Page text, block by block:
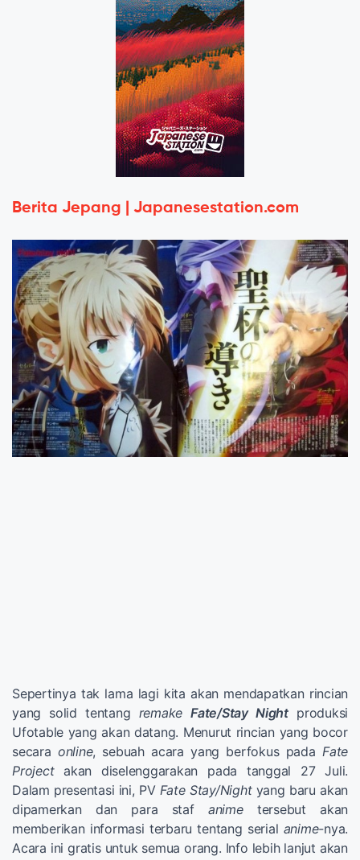
Berita Jepang | Japanesestation.com
Sepertinya tak lama lagi kita akan mendapatkan rincian
yang solid tentang remakeFate/Stay Nightproduksi
Ufotable yang akan datang. Menurut rincian yang bocor
secara online, sebuah acara yang berfokus pada Fate
Projectakan diselenggarakan pada tanggal 27 Juli.
Dalam presentasi ini, PV Fate Stay/Nightyang baru akan
dipamerkan dan para staf animetersebut akan
memberikan informasi terbaru tentang serial anime-nya.
Acara ini gratis untuk semua orang. Info lebih lanjut akan